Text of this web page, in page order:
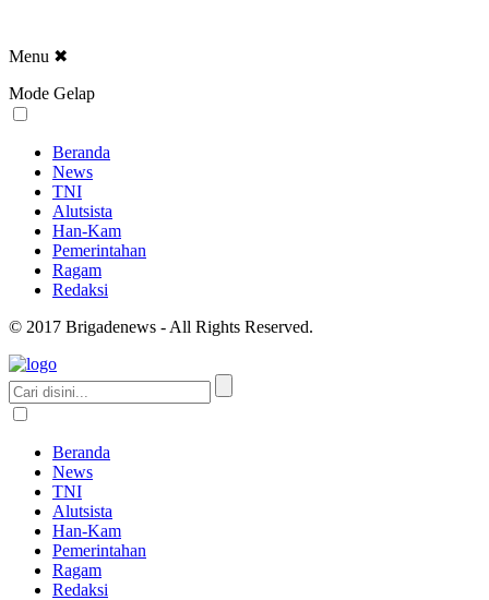
Menu ✖
Mode Gelap
Beranda
News
TNI
Alutsista
Han-Kam
Pemerintahan
Ragam
Redaksi
© 2017 Brigadenews - All Rights Reserved.
Beranda
News
TNI
Alutsista
Han-Kam
Pemerintahan
Ragam
Redaksi